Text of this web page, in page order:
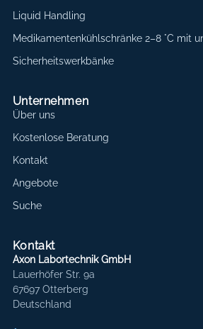
Liquid Handling
Medikamentenkühlschränke 2–8 °C mit
Sicherheitswerkbänke
Unternehmen
Über uns
Kostenlose Beratung
Kontakt
Angebote
Suche
Kontakt
Axon Labortechnik GmbH
Lauerhöfer Str. 9a
67697 Otterberg
Deutschland